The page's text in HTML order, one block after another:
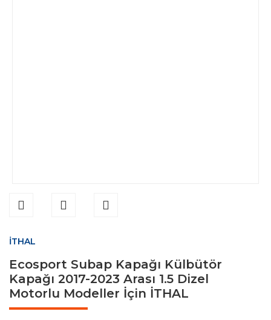
İTHAL
Ecosport Subap Kapağı Külbütör
Kapağı 2017-2023 Arası 1.5 Dizel
Motorlu Modeller İçin İTHAL